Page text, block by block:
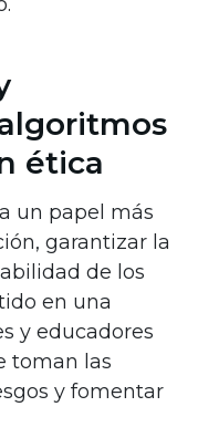
ética
un papel más
garantizar la
de los
en una
y educadores
toman las
y fomentar